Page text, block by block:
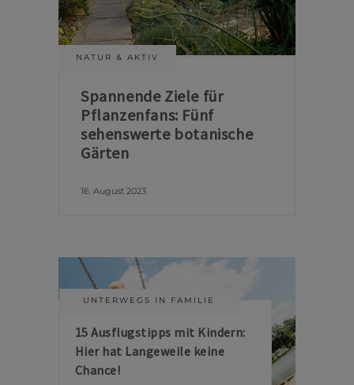
NATUR & AKTIV
Spannende Ziele für
Pflanzenfans: Fünf
sehenswerte botanische
Gärten
16. August 2023
UNTERWEGS IN FAMILIE
15 Ausflugstipps mit Kindern:
Hier hat Langeweile keine
Chance!